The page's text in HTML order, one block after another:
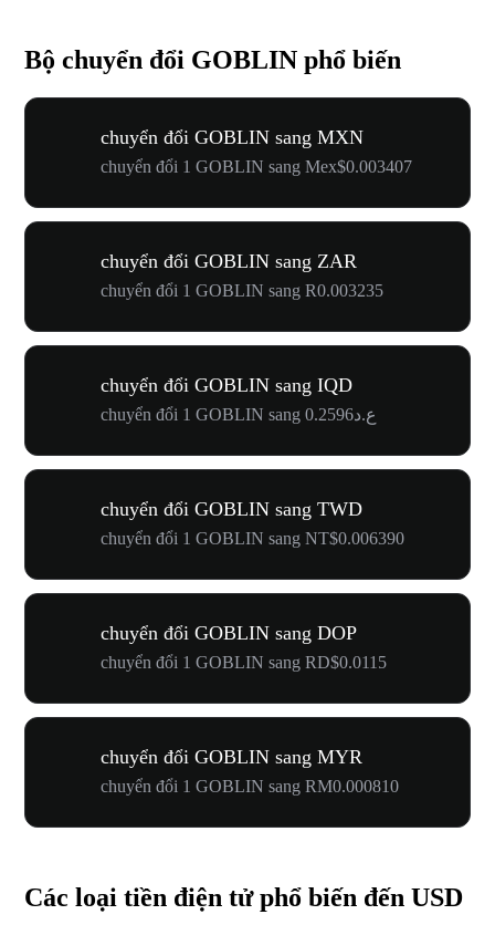
Bộ chuyển đổi GOBLIN phổ biến
chuyển đổi GOBLIN sang MXN
chuyển đổi 1 GOBLIN sang Mex$0.003407
chuyển đổi GOBLIN sang ZAR
chuyển đổi 1 GOBLIN sang R0.003235
chuyển đổi GOBLIN sang IQD
chuyển đổi 1 GOBLIN sang ع.د0.2596
chuyển đổi GOBLIN sang TWD
chuyển đổi 1 GOBLIN sang NT$0.006390
chuyển đổi GOBLIN sang DOP
chuyển đổi 1 GOBLIN sang RD$0.0115
chuyển đổi GOBLIN sang MYR
chuyển đổi 1 GOBLIN sang RM0.000810
Các loại tiền điện tử phổ biến đến USD